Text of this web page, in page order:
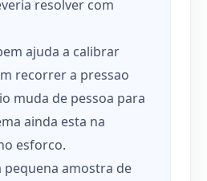
resolver com
ajuda a calibrar
recorrer a pressao
muda de pessoa para
ainda esta na
esforco.
pequena amostra de